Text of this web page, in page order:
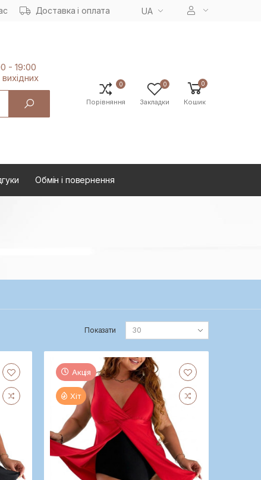
Доставка і оплата UA
- 19:00
вихiдних
0
Порівняння
0
Закладки
0
Кошик
Oбмін і повернення
Показати
Акція
Хіт